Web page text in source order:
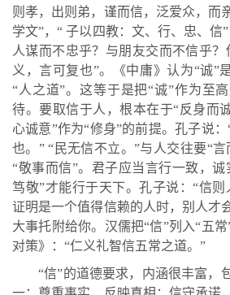
则孝，出则弟，谨而信，泛爱众，而
学文”，“ 子以四教：文、行、忠、信
人谋而不忠乎？与朋友交而不信乎？
义，言可复也”。《中庸》认为“诚”
“人之道”。这等于是把“诚”作为至
待。要取信于人，根本在于“反身而
心诚意”作为“修身”的前提。孔子说
也。” “民无信不立。”与人交往要“
“敬事而信”。君子应当言行一致，
笃敬”才能行于天下。孔子说：“信
证明是一个值得信赖的人时，别人才
大事托附给你。汉儒把“信”列入“五
对策》：“仁义礼智信五常之道。”
“信”的道德要求，内涵很丰富，